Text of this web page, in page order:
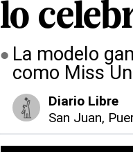
lo
La modelo
como Miss
Diario Libre
San Juan,